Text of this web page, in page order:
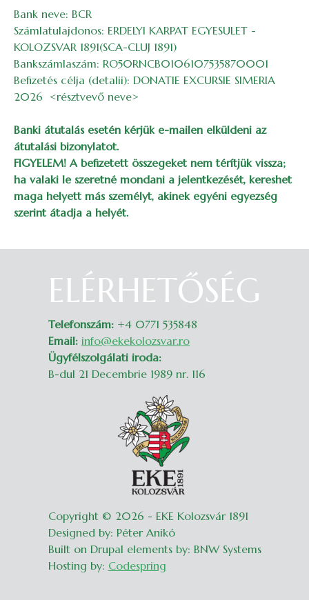
Bank neve: BCR
Számlatulajdonos: ERDELYI KARPAT EGYESULET -
KOLOZSVAR 1891(SCA-CLUJ 1891)
Bankszámlaszám: RO50RNCB0106107535870001
Befizetés célja (detalii): DONATIE EXCURSIE SIMERIA
2026 <résztvevő neve>
Banki átutalás esetén kérjük e-mailen elküldeni az
átutalási bizonylatot.
FIGYELEM! A befizetett összegeket nem térítjük vissza;
ha valaki le szeretné mondani a jelentkezését, kereshet
maga helyett más személyt, akinek egyéni egyezség
szerint átadja a helyét.
ELÉRHETŐSÉG
Telefonszám: +4 0771 535848
Email: info@ekekolozsvar.ro
Ügyfélszolgálati iroda:
B-dul 21 Decembrie 1989 nr. 116
Copyright © 2026 - EKE Kolozsvár 1891
Designed by: Péter Anikó
Built on Drupal elements by: BNW Systems
Hosting by: Codespring